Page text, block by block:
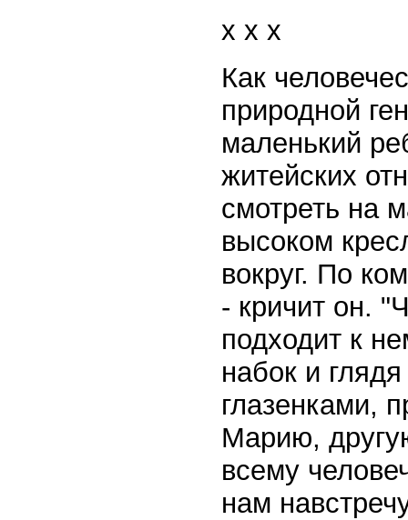
x x x
Как
природной
маленький
житейских
смотреть на
высоком
вокруг. По
- кричит он.
подходит к
набок и
глазенками,
Марию,
всему
нам